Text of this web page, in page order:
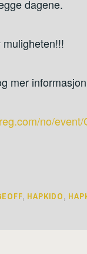
dagene.
mer
no/
, HAPKIDO,